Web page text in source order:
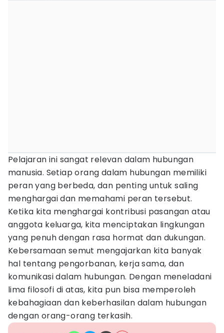
Pelajaran ini sangat relevan dalam hubungan
manusia. Setiap orang dalam hubungan memiliki
peran yang berbeda, dan penting untuk saling
menghargai dan memahami peran tersebut.
Ketika kita menghargai kontribusi pasangan atau
anggota keluarga, kita menciptakan lingkungan
yang penuh dengan rasa hormat dan dukungan.
Kebersamaan semut mengajarkan kita banyak
hal tentang pengorbanan, kerja sama, dan
komunikasi dalam hubungan. Dengan meneladani
lima filosofi di atas, kita pun bisa memperoleh
kebahagiaan dan keberhasilan dalam hubungan
dengan orang-orang terkasih.